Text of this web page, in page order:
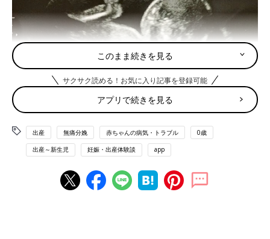
私はもともと無痛分娩に興味があり、妊娠発覚後は無痛分娩に対
応している大きな病院を選び、妊婦健診もその病院に通っていま
した。無痛分娩に関する記事や体験談をたくさん読んで情報収集
しましたが、決め手となったのは、“産後の回復が比較的早い”と
このまま続きを見る
サクサク読める！お気に入り記事を登録可能
アプリで続きを見る
出産 無痛分娩 赤ちゃんの病気・トラブル 0歳
出産～新生児 妊娠・出産体験談 app